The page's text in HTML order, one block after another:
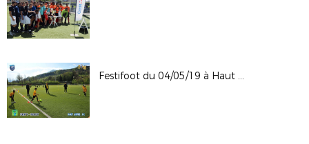
Festifoot du 04/05/19 à Haut Giffres